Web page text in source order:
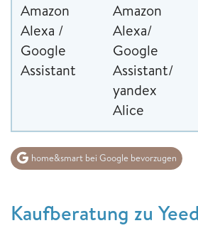
Amazon
Alexa /
Google
Assistant
Amazon
Alexa/
Google
Assistant/
yandex
Alice
home&smart bei Google bevorzugen
Kaufberatung zu